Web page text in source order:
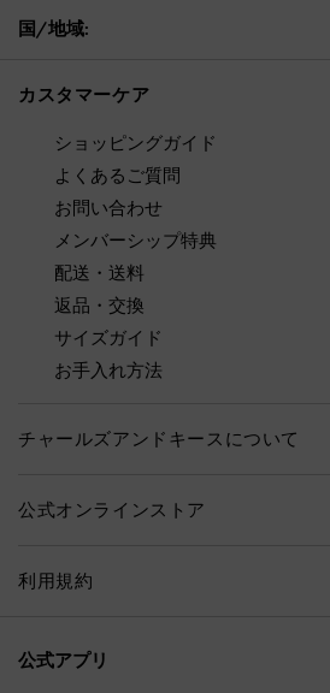
国/地域:
カスタマーケア
ショッピングガイド
よくあるご質問
お問い合わせ
メンバーシップ特典
配送・送料
返品・交換
サイズガイド
お手入れ方法
チャールズアンドキースについて
公式オンラインストア
利用規約
公式アプリ